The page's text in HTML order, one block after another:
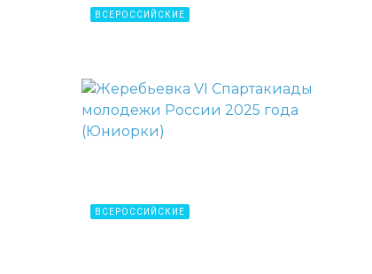
ВСЕРОССИЙСКИЕ
ВСЕРОССИЙСКИЕ